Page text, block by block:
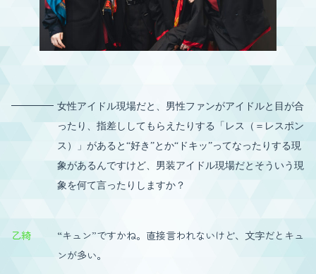
女性アイドル現場だと、男性ファンがアイドルと目が合
ったり、指差ししてもらえたりする「レス（＝レスポン
ス）」があると“好き”とか“ドキッ”ってなったりする現
象があるんですけど、男装アイドル現場だとそういう現
象を何て言ったりしますか？
乙綺
“キュン”ですかね。直接言われないけど、文字だとキュ
ンが多い。